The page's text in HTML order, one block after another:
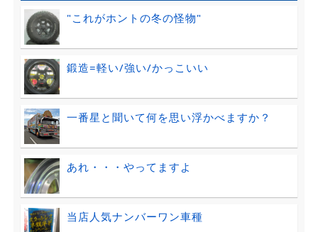
"これがホントの冬の怪物"
鍛造=軽い/強い/かっこいい
一番星と聞いて何を思い浮かべますか？
あれ・・・やってますよ
当店人気ナンバーワン車種